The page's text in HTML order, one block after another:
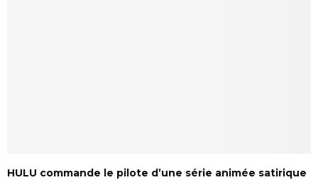
HULU commande le pilote d’une série animée satirique